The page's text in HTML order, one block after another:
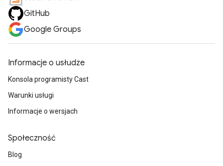
GitHub
Google Groups
Informacje o usłudze
Konsola programisty Cast
Warunki usługi
Informacje o wersjach
Społeczność
Blog